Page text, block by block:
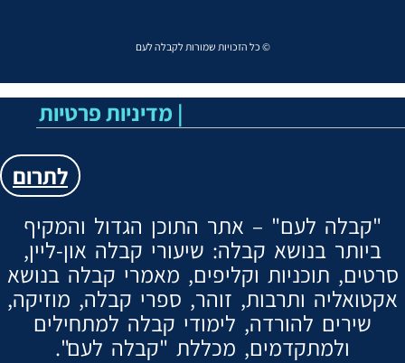
כל הזכויות שמורות לקבלה לעם ©
מדיניות פרטיות |
לתרום
"קבלה לעם" – אתר התוכן הגדול והמקיף
ביותר בנושא קבלה: שיעורי קבלה און-ליין,
סרטים, תוכניות וקליפים, מאמרי קבלה בנושא
אקטואליה ותרבות, זוהר, ספרי קבלה, מוזיקה,
שירים להורדה, לימודי קבלה למתחילים
ולמתקדמים, מכללת "קבלה לעם".